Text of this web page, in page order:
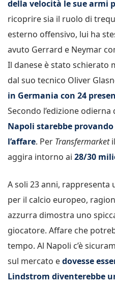
della velocità le sue armi
ricoprire sia il ruolo di
esterno offensivo, lui ha
avuto Gerrard e Neymar
Il danese è stato schierato
dal suo tecnico Oliver
in Germania con 24
Secondo l’edizione
Napoli starebbe
l’affare. Per Transfermarket
aggira intorno ai 28/30
A soli 23 anni,
per il calcio europeo,
azzurra dimostra uno
giocatore. Affare che
tempo. Al Napoli c’è
sul mercato edovesse
Lindstrom diventerebbe